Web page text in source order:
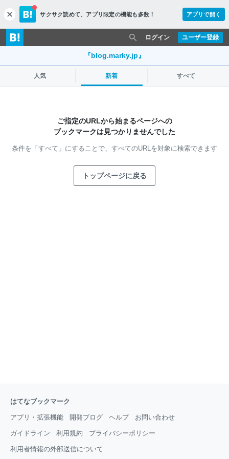
c
l
o
s
サクサク読めて、 アプリ限定の機能も多数！ アプリで開く
ユーザー登録
ログイン
『blog.marky.jp』
人気 新着 すべて
ご指定のURLから始まるページへの
ブックマークは見つかりませんでした
条件を「すべて」にすることで、 すべてのURLを対象に検索できます
トップページに戻る
はてなブックマーク
アプリ・拡張機能 開発ブログ ヘルプ お問い合わせ
ガイドライン 利用規約 プライバシーポリシー
利用者情報の外部送信について